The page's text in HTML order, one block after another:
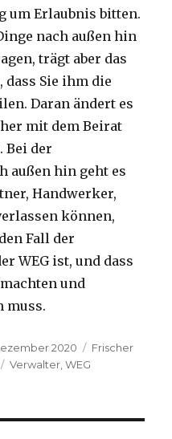
um Erlaubnis bitten.
nach außen hin
trägt aber das
Sie ihm die
Daran ändert es
mit dem Beirat
Bei der
außen hin geht es
Handwerker,
können,
Fall der
WEG ist, und dass
und
muss.
2020 Kategorien
Frischer
Schlagwörter
Verwalter ,WEG